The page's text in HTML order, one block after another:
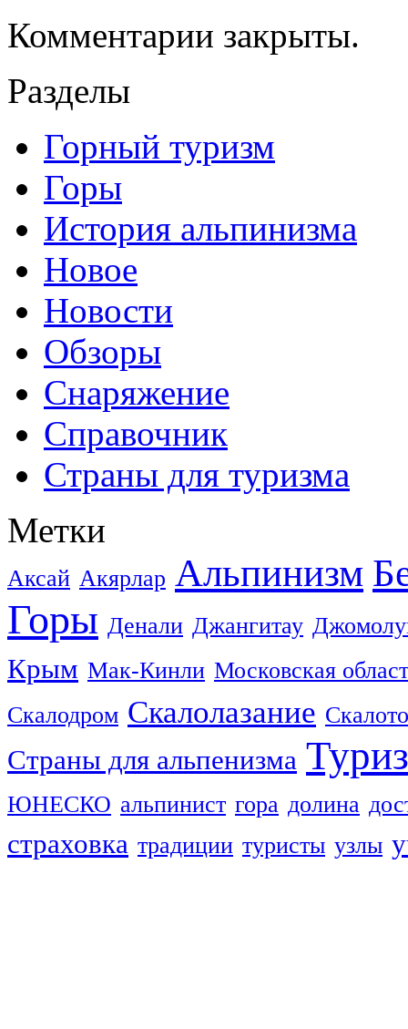
Комментарии закрыты.
Разделы
Горный туризм
Горы
История альпинизма
Новое
Новости
Обзоры
Снаряжение
Справочник
Страны для туризма
Метки
Аксай Акярлар Альпинизм
Горы Денали Джангитау
Крым Мак-Кинли Московская
Скалодром Скалолазание
Страны для альпенизма
ЮНЕСКО альпинист гора долина
страховка традиции туристы узлы